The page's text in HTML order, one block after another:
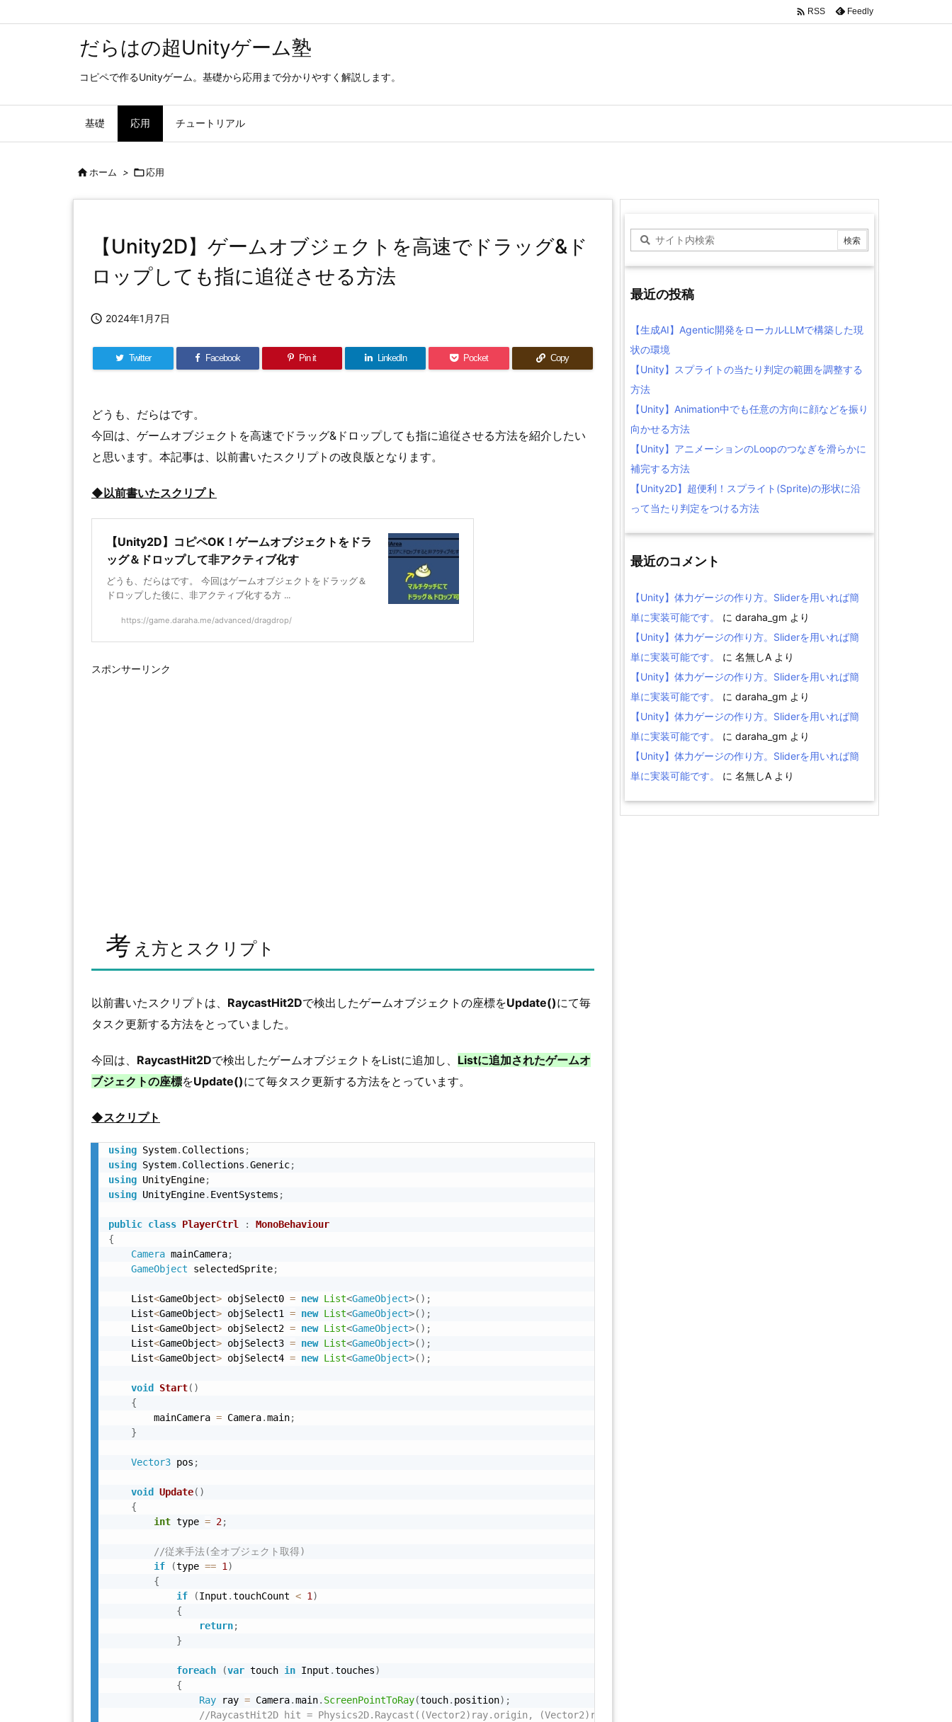
だらはの超Unityゲーム塾
コピペで作るUnityゲーム。基礎から応用まで分かりやすく解説します。
基礎 応用 チュートリアル
 RSS Feedly
ホーム > 応用
【Unity2D】ゲームオブジェクトを高速でドラッグ&ド
ロップしても指に追従させる方法
 2024年1月7日
Twitter Facebook Pin it LinkedIn Pocket Copy
どうも、だらはです。
今回は、ゲームオブジェクトを高速でドラッグ&ドロップしても指に追従させる方法を紹介したい
と思います。本記事は、以前書いたスクリプトの改良版となります。
◆以前書いたスクリプト
【Unity2D】コピペOK！ゲームオブジェクトをドラ
ッグ＆ドロップして非アクティブ化す
どうも、だらはです。 今回はゲームオブジェクトをドラッグ＆
ドロップした後に、非アクティブ化する方 ...
https://game.daraha.me/advanced/dragdrop/
スポンサーリンク
考 え方とスクリプト
以前書いたスクリプトは、 RaycastHit2Dで検出したゲームオブジェクトの座標をUpdate()にて毎
タスク更新する方法をとっていました。
今回は、 RaycastHit2Dで検出したゲームオブジェクトをListに追加し、 Listに追加されたゲームオ
ブジェクトの座標をUpdate()にて毎タスク更新する方法をとっています。
◆スクリプト
using System. Collections ;
using System. Collections .Generic;
using UnityEngine;
using UnityEngine. EventSystems ;
public class PlayerCtrl :
MonoBehaviour
{
Camera mainCamera;
GameObject selectedSprite;
    List
<GameObject> objSelect0 = new List<GameObject>( ) ;
    List
<GameObject> objSelect1 = new List<GameObject>( ) ;
    List
<GameObject> objSelect2 = new List<GameObject>( ) ;
    List
<GameObject> objSelect3 = new List<GameObject>( ) ;
    List
<GameObject> objSelect4 = new List<GameObject>( ) ;
void Start( )
{
        mainCamera
= Camera.main;
}
Vector3 pos ;
void Update( )
{
int type = 2;
//従来手法(全オブジェクト取得)
if
(type == 1 )
{
if
(Input .touchCount < 1 )
{
return;
}
foreach (var touch in Input .touches)
{
Ray ray = Camera.main. ScreenPointToRay(touch. position) ;
//RaycastHit2D hit = Physics2D.Raycast((Vector2)ray.origin, (Vector2)ray.direction);
最近の投稿
【生成AI】Agentic開発をローカルLLMで構築した現
状の環境
【Unity】スプライトの当たり判定の範囲を調整する
方法
【Unity】Animation中でも任意の方向に顔などを振り
向かせる方法
【Unity】アニメーションのLoopのつなぎを滑らかに
補完する方法
【Unity2D】超便利！スプライト(Sprite)の形状に沿
って当たり判定をつける方法
最近のコメント
【Unity】体力ゲージの作り方。Sliderを用いれば簡
単に実装可能です。
に daraha_gm より
【Unity】体力ゲージの作り方。Sliderを用いれば簡
単に実装可能です。
に 名無しA より
【Unity】体力ゲージの作り方。Sliderを用いれば簡
単に実装可能です。
に daraha_gm より
【Unity】体力ゲージの作り方。Sliderを用いれば簡
単に実装可能です。
に daraha_gm より
【Unity】体力ゲージの作り方。Sliderを用いれば簡
単に実装可能です。
に 名無しA より